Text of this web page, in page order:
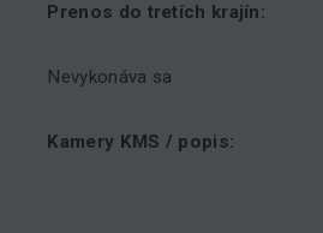
Prenos do tretích krajín:
Nevykonáva sa
Kamery KMS / popis: